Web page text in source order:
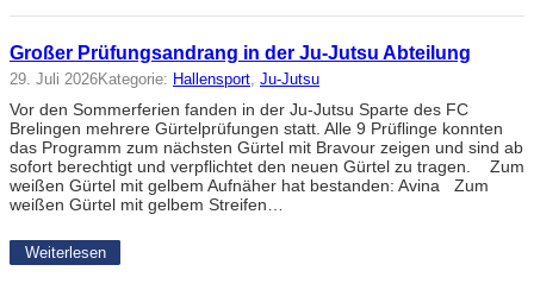
Großer Prüfungsandrang in der Ju-Jutsu Abteilung
29. Juli 2026Kategorie: Hallensport Ju-Jutsu
Vor den Sommerferien fanden in der Ju-Jutsu Sparte des FC
Brelingen mehrere Gürtelprüfungen statt. Alle 9 Prüflinge konnten
das Programm zum nächsten Gürtel mit Bravour zeigen und sind ab
sofort berechtigt und verpflichtet den neuen Gürtel zu tragen. Zum
weißen Gürtel mit gelbem Aufnäher hat bestanden: Avina Zum
weißen Gürtel mit gelbem Streifen…
Weiterlesen